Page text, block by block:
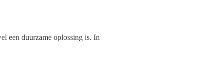
een duurzame oplossing is. In